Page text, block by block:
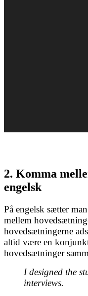
2. Komma
engelsk
På engelsk sætter
mellem
hovedsætningerne
altid være en
hovedsætninger
I designed the
interviews.